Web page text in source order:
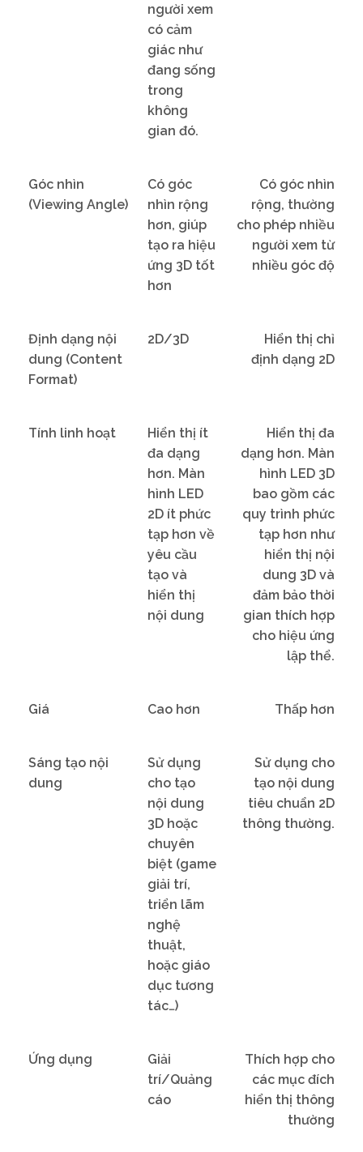
người xem
có cảm
giác như
đang sống
trong
không
gian đó.
Góc nhìn
(Viewing Angle)
Có góc
nhìn rộng
hơn, giúp
tạo ra hiệu
ứng 3D tốt
hơn
Có góc nhìn
rộng, thường
cho phép nhiều
người xem từ
nhiều góc độ
Định dạng nội
dung (Content
Format)
2D/3D
Hiển thị chỉ
định dạng 2D
Tính linh hoạt
Hiển thị ít
đa dạng
hơn. Màn
hình LED
2D ít phức
tạp hơn về
yêu cầu
tạo và
hiển thị
nội dung
Hiển thị đa
dạng hơn. Màn
hình LED 3D
bao gồm các
quy trình phức
tạp hơn như
hiển thị nội
dung 3D và
đảm bảo thời
gian thích hợp
cho hiệu ứng
lập thể.
Giá Cao hơn Thấp hơn
Sáng tạo nội
dung
Sử dụng
cho tạo
nội dung
3D hoặc
chuyên
biệt (game
giải trí,
triển lãm
nghệ
thuật,
hoặc giáo
dục tương
tác…)
Sử dụng cho
tạo nội dung
tiêu chuẩn 2D
thông thường.
Ứng dụng
Giải
trí/Quảng
cáo
Thích hợp cho
các mục đích
hiển thị thông
thường